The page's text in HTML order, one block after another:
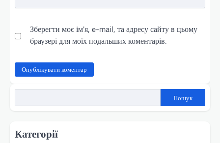
Зберегти моє ім'я, e-mail, та адресу сайту в цьому
браузері для моїх подальших коментарів.
Пошук
Категорії